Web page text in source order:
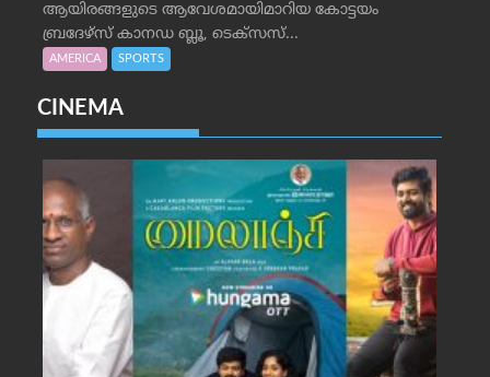
ആയിരങ്ങളുടെ ആവേശമായിമാറിയ കോട്ടയം
ബ്രദേഴ്‌സ് കാനഡ ബ്ലൂ, ടെക്‌സസ്...
AMERICA SPORTS
CINEMA